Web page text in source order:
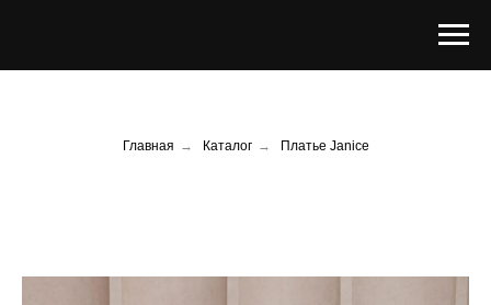
Главная → Каталог → Платье Janice